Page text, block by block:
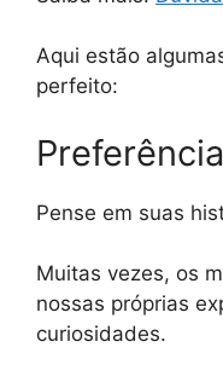
Aqui estão
perfeito:
Pense em suas
Muitas vezes, os
nossas próprias
curiosidades.